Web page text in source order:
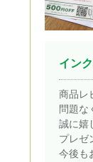
イン
商品レ
問題な
誠に嬉
プレゼ
今後も